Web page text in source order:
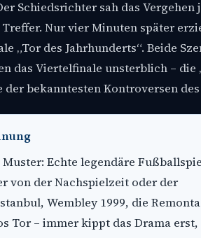
Schiedsrichter sah das Vergehen
Nur vier Minuten später
„Tor des Jahrhunderts“. Beide
das Viertelfinale unsterblich – die
der bekanntesten Kontroversen
Echte legendäre
von der Nachspielzeit oder der
Wembley 1999, die
Tor – immer kippt das Drama